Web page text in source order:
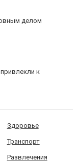
делом
к
Здоровье
Транспорт
Развлечения